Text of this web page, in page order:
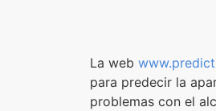
La web
para predecir la
problemas con el